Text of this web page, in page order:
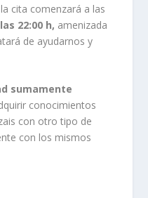
cita comenzará a las
22:00 h, amenizada
de ayudarnos y
sumamente
conocimientos
con otro tipo de
con los mismos